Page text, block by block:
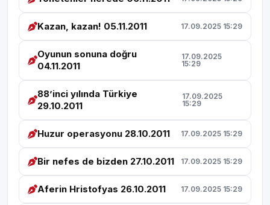
Kazan, kazan! 05.11.2011 17.09.2025 15:29
Oyunun sonuna doğru
04.11.2011
17.09.2025
15:29
88’inci yılında Türkiye
29.10.2011
17.09.2025
15:29
Huzur operasyonu 28.10.2011 17.09.2025 15:29
Bir nefes de bizden 27.10.2011 17.09.2025 15:29
Aferin Hristofyas 26.10.2011 17.09.2025 15:29